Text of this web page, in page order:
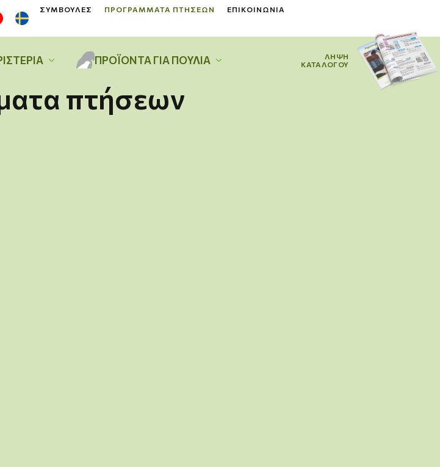
ΣΥΜΒΟΥΛΈΣ ΠΡΟΓΡΆΜΜΑΤΑ ΠΤΉΣΕΩΝ ΕΠΙΚΟΙΝΩΝΊΑ
ΠΡΟΪΌΝΤΑ ΓΙΑ ΠΟΥΛΙΆ
ΛΗΨΗ
ΚΑΤΑΛΟΓΟΥ
πτήσεων